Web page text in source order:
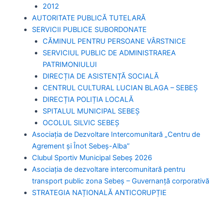
2012
AUTORITATE PUBLICĂ TUTELARĂ
SERVICII PUBLICE SUBORDONATE
CĂMINUL PENTRU PERSOANE VÂRSTNICE
SERVICIUL PUBLIC DE ADMINISTRAREA
PATRIMONIULUI
DIRECȚIA DE ASISTENȚĂ SOCIALĂ
CENTRUL CULTURAL LUCIAN BLAGA – SEBEȘ
DIRECȚIA POLIȚIA LOCALĂ
SPITALUL MUNICIPAL SEBEȘ
OCOLUL SILVIC SEBEȘ
Asociația de Dezvoltare Intercomunitară „Centru de
Agrement și Înot Sebeș-Alba”
Clubul Sportiv Municipal Sebeș 2026
Asociația de dezvoltare intercomunitară pentru
transport public zona Sebeș – Guvernanță corporativă
STRATEGIA NAȚIONALĂ ANTICORUPȚIE